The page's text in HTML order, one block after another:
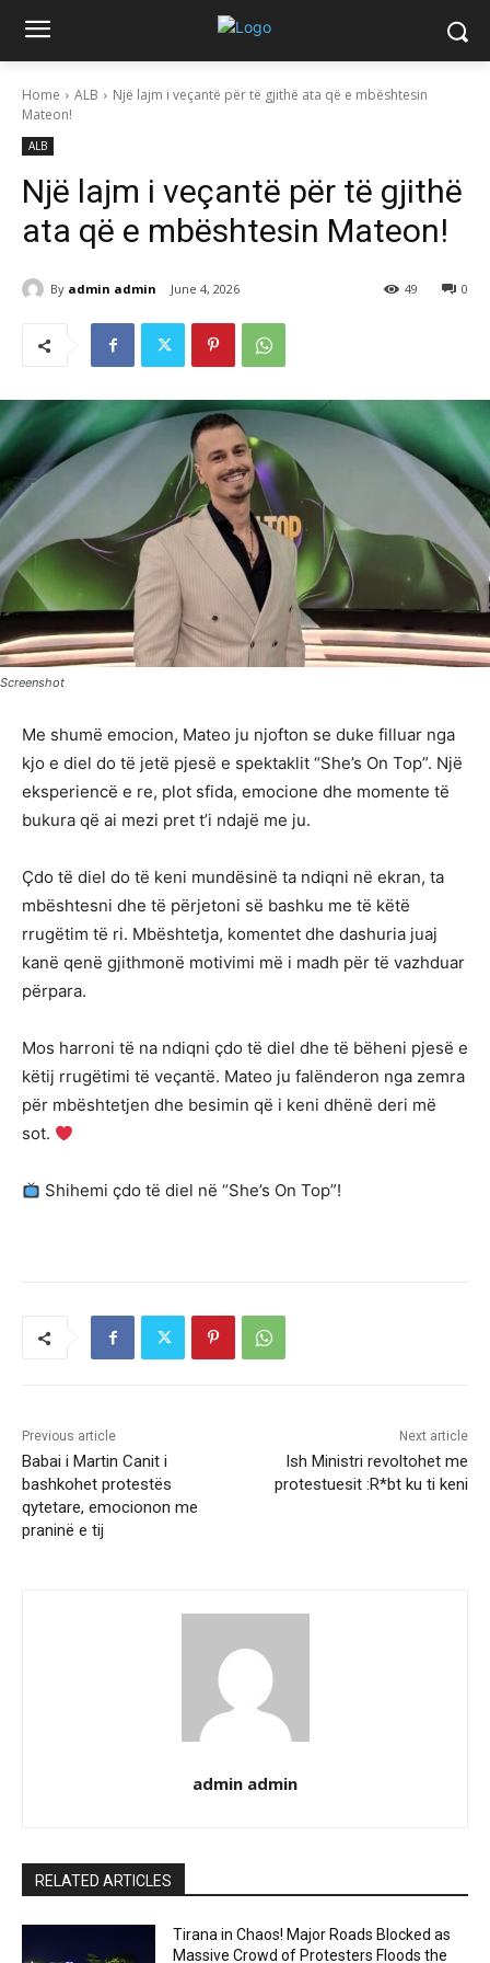
Home ALB
Një lajm i veçantë për të gjithë ata që e mbështesin
Mateon!
ALB
Një lajm i veçantë për të gjithë
ata që e mbështesin Mateon!
By admin admin June 4, 2026 0
49
Screenshot
Me shumë emocion, Mateo ju njofton se duke filluar nga
kjo e diel do të jetë pjesë e spektaklit “She’s On Top”. Një
eksperiencë e re, plot sfida, emocione dhe momente të
bukura që ai mezi pret t’i ndajë me ju.
Çdo të diel do të keni mundësinë ta ndiqni në ekran, ta
mbështesni dhe të përjetoni së bashku me të këtë
rrugëtim të ri. Mbështetja, komentet dhe dashuria juaj
kanë qenë gjithmonë motivimi më i madh për të vazhduar
përpara.
Mos harroni të na ndiqni çdo të diel dhe të bëheni pjesë e
këtij rrugëtimi të veçantë. Mateo ju falënderon nga zemra
për mbështetjen dhe besimin që i keni dhënë deri më
sot.
Shihemi çdo të diel në “She’s On Top”!
Previous article
Babai i Martin Canit i
bashkohet protestës
qytetare, emocionon me
praninë e tij
Next article
Ish Ministri revoltohet me
protestuesit :R*bt ku ti keni
admin admin
RELATED ARTICLES
Tirana in Chaos! Major Roads Blocked as
Massive Crowd of Protesters Floods the